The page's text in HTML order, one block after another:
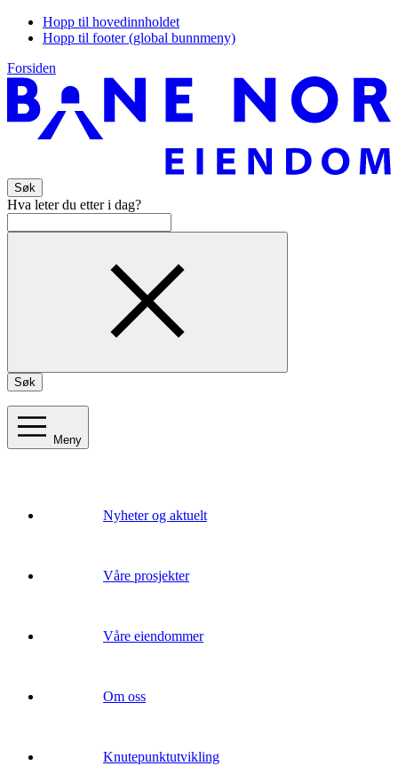
Hopp til hovedinnholdet
Hopp til footer (global bunnmeny)
Forsiden
Søk
Hva leter du etter i dag?
Søk
Meny
Nyheter og aktuelt
Våre prosjekter
Våre eiendommer
Om oss
Knutepunktutvikling